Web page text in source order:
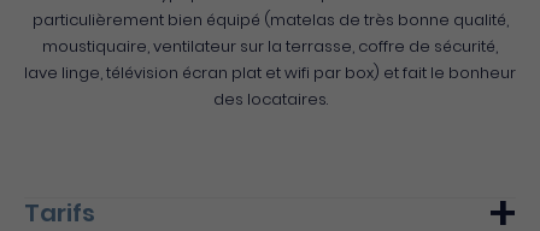
particulièrement bien équipé (matelas de très bonne qualité,
moustiquaire, ventilateur sur la terrasse, coffre de sécurité,
lave linge, télévision écran plat et wifi par box) et fait le bonheur
des locataires.
Tarifs